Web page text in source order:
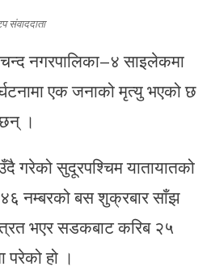
संवाददाता
नगरपालिका–४ साइलेकमा
एक जनाको मृत्यु भएको छ
।
गरेको सुदूरपश्चिम यातायातको
नम्बरको बस शुक्रबार साँझ
भएर सडकबाट करिब २५
परेको हो ।